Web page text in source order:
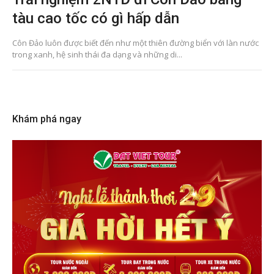
tàu cao tốc có gì hấp dẫn
Côn Đảo luôn được biết đến như một thiên đường biển với làn nước
trong xanh, hệ sinh thái đa dạng và những di...
Khám phá ngay